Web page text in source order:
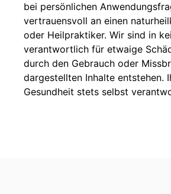
bei persönlichen
vertrauensvoll an einen
oder Heilpraktiker. Wir sind in
verantwortlich für etwaige
durch den Gebrauch oder
dargestellten Inhalte entstehen.
Gesundheit stets selbst